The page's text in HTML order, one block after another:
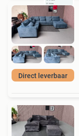
Direct leverbaar